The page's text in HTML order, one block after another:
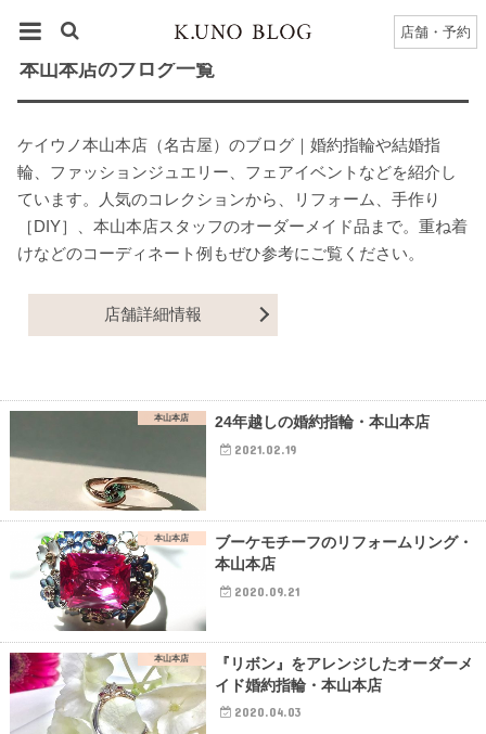
店舗・予約
本山本店のブログ一覧
ケイウノ本山本店（名古屋）のブログ｜婚約指輪や結婚指
輪、ファッションジュエリー、フェアイベントなどを紹介し
ています。人気のコレクションから、リフォーム、手作り
［DIY］、本山本店スタッフのオーダーメイド品まで。重ね着
けなどのコーディネート例もぜひ参考にご覧ください。
店舗詳細情報
本山本店 24年越しの婚約指輪・本山本店
2021.02.19
本山本店
ブーケモチーフのリフォームリング・
本山本店
2020.09.21
本山本店
『リボン』をアレンジしたオーダーメ
イド婚約指輪・本山本店
2020.04.03